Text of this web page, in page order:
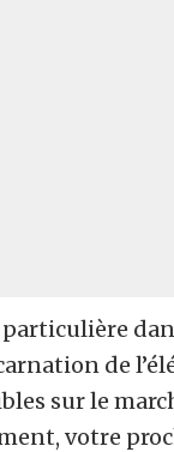
de
sur le
votre